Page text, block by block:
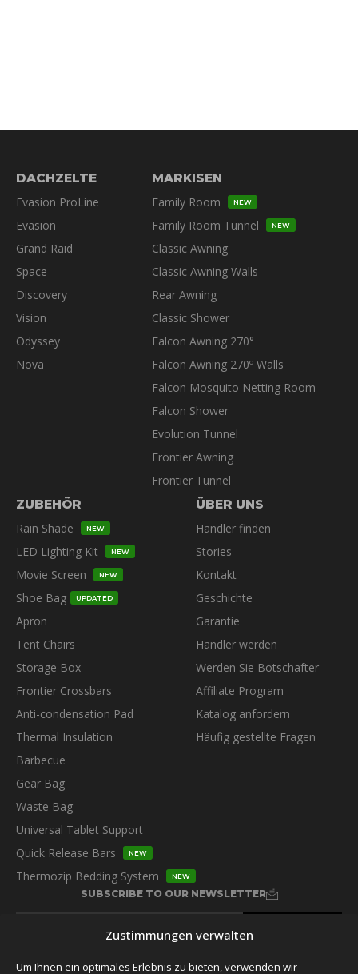
Zustimmungen verwalten
Um Ihnen ein optimales Erlebnis zu bieten, verwenden wir
DACHZELTE
Evasion ProLine
Evasion
Grand Raid
Space
Discovery
Vision
Odyssey
Nova
MARKISEN
Family Room
NEW
Family Room Tunnel NEW
Classic Awning
Classic Awning Walls
Rear Awning
Classic Shower
Falcon Awning 270°
Falcon Awning 270º Walls
Falcon Mosquito Netting Room
Falcon Shower
Evolution Tunnel
Frontier Awning
Frontier Tunnel
ZUBEHÖR
Rain Shade
NEW
LED Lighting Kit NEW
Movie Screen NEW
Shoe Bag UPDATED
Apron
Tent Chairs
Storage Box
Frontier Crossbars
Anti-condensation Pad
Thermal Insulation
Barbecue
Gear Bag
Waste Bag
Universal Tablet Support
Quick Release Bars
NEW
Thermozip Bedding System NEW
ÜBER UNS
Händler finden
Stories
Kontakt
Geschichte
Garantie
Händler werden
Werden Sie Botschafter
Affiliate Program
Katalog anfordern
Häufig gestellte Fragen
SUBSCRIBE TO OUR NEWSLETTER